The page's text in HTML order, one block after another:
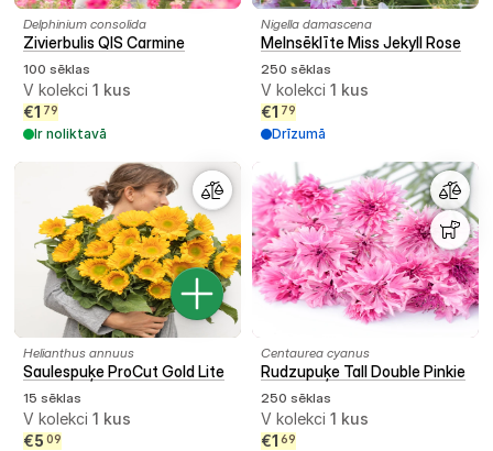
Delphinium consolida
Zivierbulis QIS Carmine
100 sēklas
V kolekci 1 kus
€1 79
Ir noliktavā
Nigella damascena
Melnsēklīte Miss Jekyll Rose
250 sēklas
V kolekci 1 kus
€1 79
Drīzumā
Helianthus annuus
Saulespuķe ProCut Gold Lite
15 sēklas
V kolekci 1 kus
€5 09
Centaurea cyanus
Rudzupuķe Tall Double Pinkie
250 sēklas
V kolekci 1 kus
€1 69